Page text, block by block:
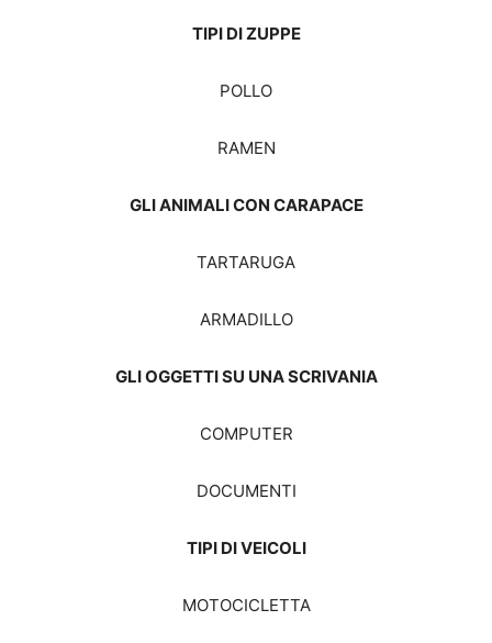
TIPI DI ZUPPE
POLLO
RAMEN
GLI ANIMALI CON CARAPACE
TARTARUGA
ARMADILLO
GLI OGGETTI SU UNA SCRIVANIA
COMPUTER
DOCUMENTI
TIPI DI VEICOLI
MOTOCICLETTA